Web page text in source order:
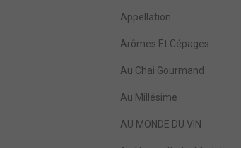
Appellation
Arômes Et Cépages
Au Chai Gourmand
Au Millésime
AU MONDE DU VIN